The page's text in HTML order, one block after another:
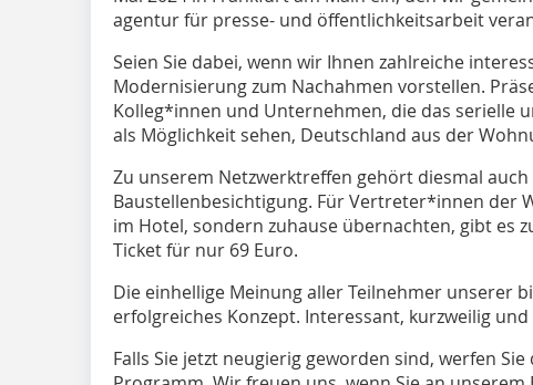
agentur für presse- und öffentlichkeitsarbeit
Seien Sie dabei, wenn wir Ihnen zahlreiche
Modernisierung zum Nachahmen vorstellen.
Kolleg*innen und Unternehmen, die das serielle
als Möglichkeit sehen, Deutschland aus der
Zu unserem Netzwerktreffen gehört diesmal
Baustellenbesichtigung. Für Vertreter*innen der
im Hotel, sondern zuhause übernachten, gibt es
Ticket für nur 69 Euro.
Die einhellige Meinung aller Teilnehmer unserer
erfolgreiches Konzept. Interessant, kurzweilig
Falls Sie jetzt neugierig geworden sind, werfen